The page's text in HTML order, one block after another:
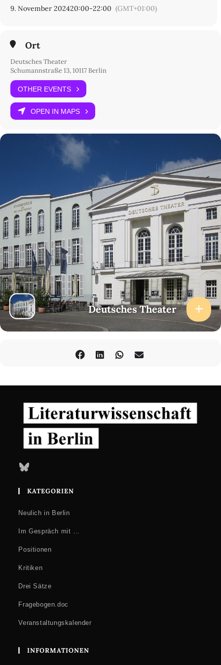
9. November 202420:00-22:00 (GMT+01:00)
Ort
Deutsches Theater
Schumannstraße 13, 10117 Berlin
OTHER EVENTS
OPEN IN MAPS
Deutsches Theater
Bluesky
KATEGORIEN
Neulich in Berlin
Im Gespräch mit …
Positionen
Kritiken
Drei Sätze
Fragebogen.doc
Veranstaltungskalender
INFORMATIONEN